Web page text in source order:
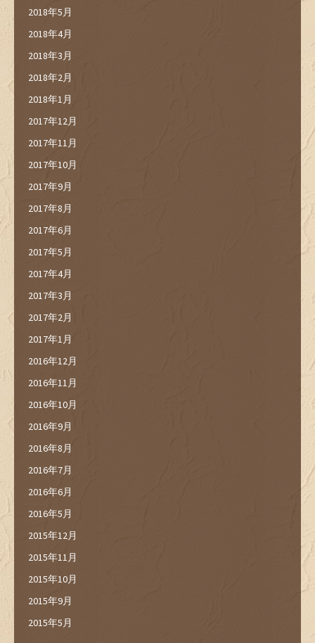
2018年5月
2018年4月
2018年3月
2018年2月
2018年1月
2017年12月
2017年11月
2017年10月
2017年9月
2017年8月
2017年6月
2017年5月
2017年4月
2017年3月
2017年2月
2017年1月
2016年12月
2016年11月
2016年10月
2016年9月
2016年8月
2016年7月
2016年6月
2016年5月
2015年12月
2015年11月
2015年10月
2015年9月
2015年5月